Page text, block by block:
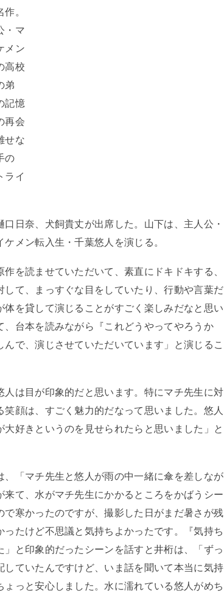
。
・マ
メン
高校
弟
記憶
再会
せな
の
ライ
日奈、犬飼貴丈が出席した。山下は、主人公・
メン転入生・千葉悠人を演じる。
を読ませていただいて、素直にドキドキする、
て、まっすぐな目をしていたり、行動や言葉だ
を貸して演じることがすごく楽しみだなと思い
台本を読みながら『これどうやってやろうか
で、演じさせていただいています」と演じるこ
は目が印象的だと思います。特にマチ先生に対
顔は、すごく魅力的だなって思いました。悠人
好きというのを見せられたらと思いました」と
「マチ先生と悠人が雨の中一緒に傘を差しなが
て、水がマチ先生にかかるところをかばうシー
寒かったのですが、撮影した日がまだ暑さが残
たけど不思議と気持ちよかったです。『気持ち
と印象的だったシーンを話すと井桁は、「ずっ
ていたんですけど、いま話を聞いて本当に気持
っと安心しました。水に濡れている悠人がめち